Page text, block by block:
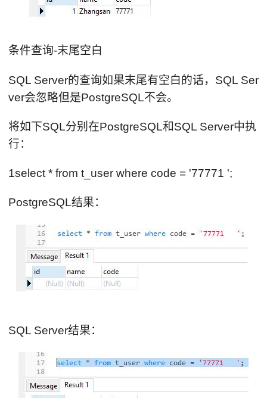
条件查询-末尾空白
SQL Server的查询如果末尾有空白的话，SQL Ser
ver会忽略但是PostgreSQL不会。
将如下SQL分别在PostgreSQL和SQL Server中执
行：
1select * from t_user where code = '77771 ';
PostgreSQL结果：
SQL Server结果：